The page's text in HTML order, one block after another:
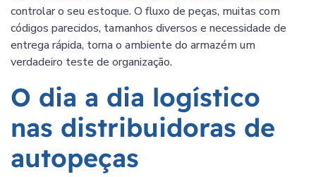
controlar o seu estoque. O fluxo de peças, muitas com
códigos parecidos, tamanhos diversos e necessidade de
entrega rápida, torna o ambiente do armazém um
verdadeiro teste de organização.
O dia a dia logístico
nas distribuidoras de
autopeças